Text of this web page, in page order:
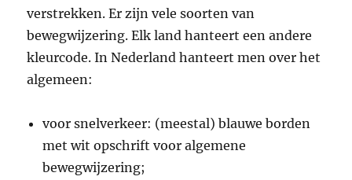
verstrekken. Er zijn vele soorten van
bewegwijzering. Elk land hanteert een andere
kleurcode. In Nederland hanteert men over het
algemeen:
voor snelverkeer: (meestal) blauwe borden
met wit opschrift voor algemene
bewegwijzering;